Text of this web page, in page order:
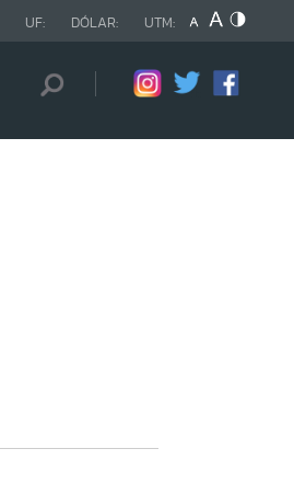
UF: DÓLAR: UTM: